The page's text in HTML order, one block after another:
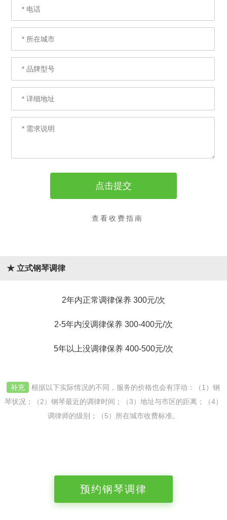
查看收费指南
★ 立式钢琴调律
2年内正常调律保养 300元/次
2-5年内没调律保养 300-400元/次
5年以上没调律保养 400-500元/次
补充
根据以下实际情况的不同，服务的价格也会有浮动：（1）钢
琴状况；（2）钢琴最近的调律时间；（3）地址与市区的距离；（4）
调律师的级别；（5）所在城市收费标准。
预约钢琴调律